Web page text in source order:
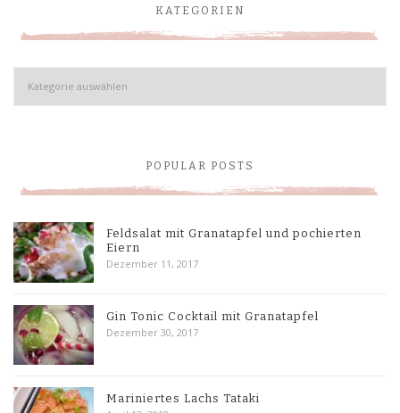
KATEGORIEN
Kategorien
POPULAR POSTS
Feldsalat mit Granatapfel und pochierten
Eiern
Dezember 11, 2017
Gin Tonic Cocktail mit Granatapfel
Dezember 30, 2017
Mariniertes Lachs Tataki